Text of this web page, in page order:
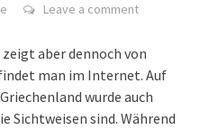
Leave a comment
aber dennoch von
man im Internet. Auf
wurde auch
Sichtweisen sind. Während